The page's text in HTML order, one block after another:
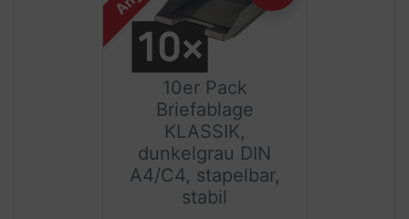
10er Pack
Briefablage
KLASSIK,
dunkelgrau DIN
A4/C4, stapelbar,
stabil